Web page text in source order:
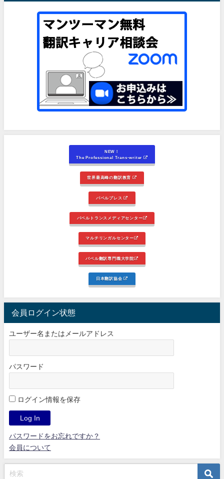
NEW！
The Professional Trans-writer
世界最高峰の翻訳教育
バベルプレス
バベルトランスメディアセンター
マルチリンガルセンター
バベル翻訳専門職大学院
日本翻訳協会
会員ログイン状態
ユーザー名またはメールアドレス
パスワード
ログイン情報を保存
パスワードをお忘れですか？
会員について